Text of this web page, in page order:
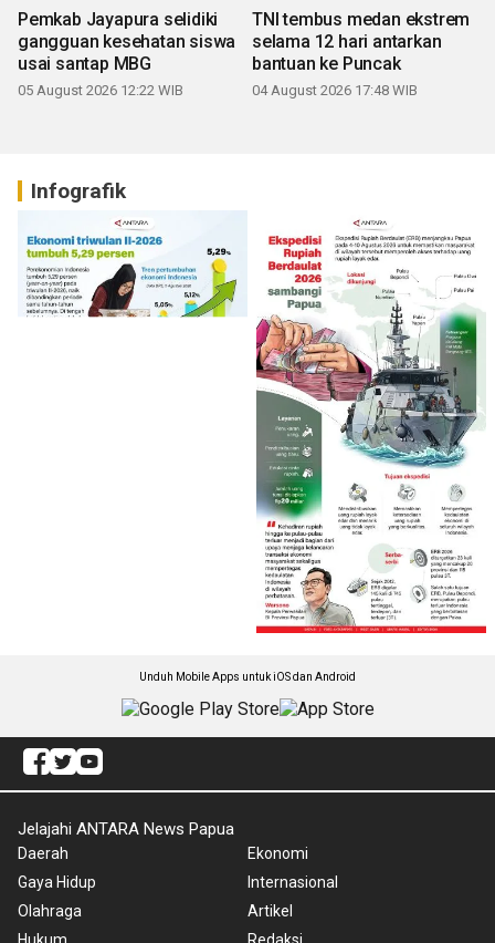
Pemkab Jayapura selidiki
gangguan kesehatan siswa
usai santap MBG
05 August 2026 12:22 WIB
TNI tembus medan ekstrem
selama 12 hari antarkan
bantuan ke Puncak
04 August 2026 17:48 WIB
Infografik
Unduh Mobile Apps untuk iOS dan Android
Jelajahi ANTARA News Papua
Daerah
Gaya Hidup
Olahraga
Ekonomi
Internasional
Artikel